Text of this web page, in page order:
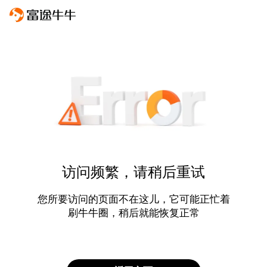
访问频繁，请稍后重试
您所要访问的页面不在这儿，它可能正忙着
刷牛牛圈，稍后就能恢复正常